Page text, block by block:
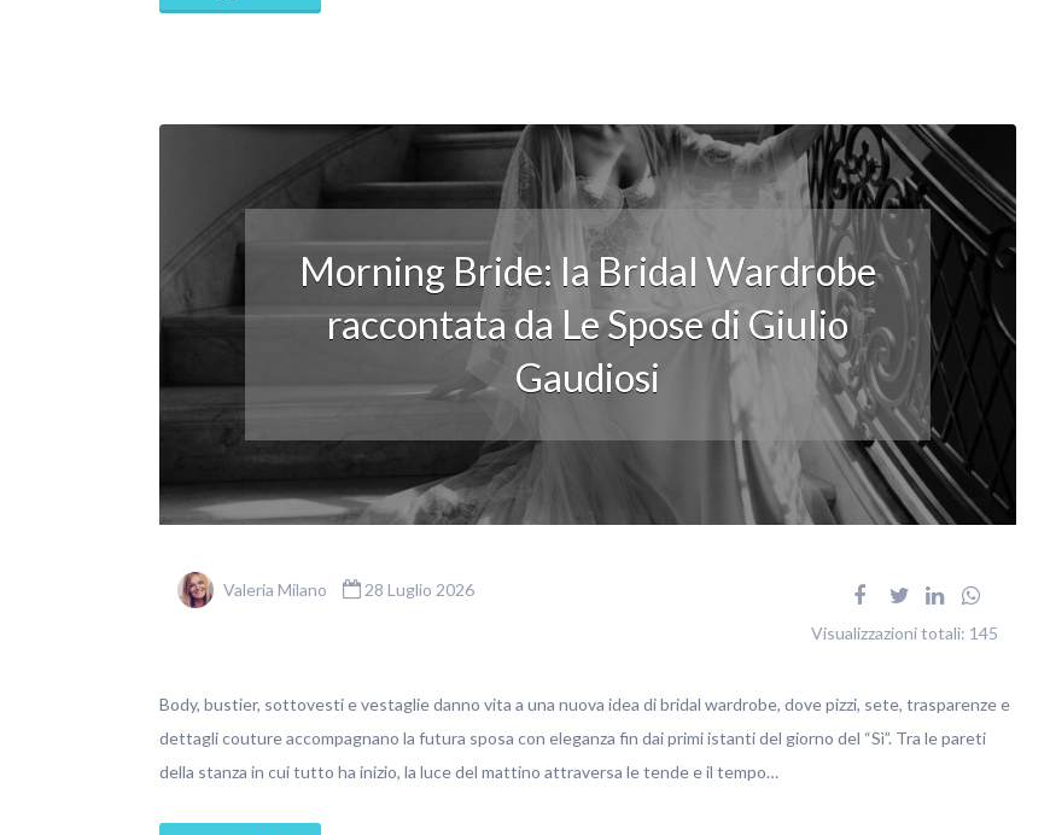
Morning Bride: la Bridal Wardrobe
raccontata da Le Spose di Giulio
Gaudiosi
Valeria Milano 28 Luglio 2026
Visualizzazioni totali: 145
Body, bustier, sottovesti e vestaglie danno vita a una nuova idea di bridal wardrobe, dove pizzi, sete, trasparenze e
dettagli couture accompagnano la futura sposa con eleganza fin dai primi istanti del giorno del “Sì”. Tra le pareti
della stanza in cui tutto ha inizio, la luce del mattino attraversa le tende e il tempo…